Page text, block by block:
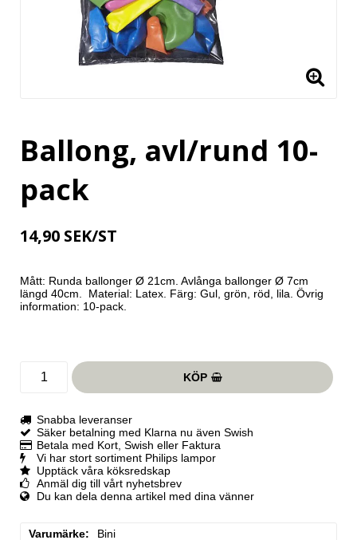
Ballong, avl/rund 10-
pack
14,90 SEK/ST
Mått: Runda ballonger Ø 21cm. Avlånga ballonger Ø 7cm
längd 40cm.  Material: Latex. Färg: Gul, grön, röd, lila. Övrig
information: 10-pack.
KÖP
Snabba leveranser
Säker betalning med Klarna nu även Swish
Betala med Kort, Swish eller Faktura
Vi har stort sortiment Philips lampor
Upptäck våra köksredskap
Anmäl dig till vårt nyhetsbrev
Du kan dela denna artikel med dina vänner
Varumärke Bini